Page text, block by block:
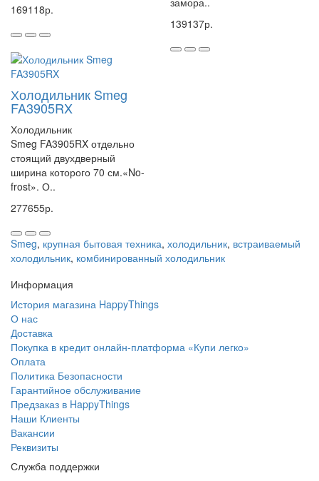
169118р.
139137р.
Холодильник Smeg
FA3905RX
Холодильник
Smeg FA3905RX отдельно
стоящий двухдверный
ширина которого 70 см.«No-
frost». О..
277655р.
Smeg, крупная бытовая техника, холодильник, встраиваемый
холодильник, комбинированный холодильник
Информация
История магазина HappyThings
О нас
Доставка
Покупка в кредит онлайн-платформа «Купи легко»
Оплата
Политика Безопасности
Гарантийное обслуживание
Предзаказ в HappyThings
Наши Клиенты
Вакансии
Реквизиты
Служба поддержки